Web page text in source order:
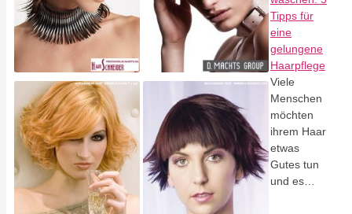
Tipps für
eine
gelungene
Haarpflege
Viele
Menschen
möchten
ihrem Haar
etwas
Gutes tun
und es…